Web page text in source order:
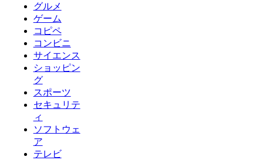
グルメ
ゲーム
コピペ
コンビニ
サイエンス
ショッピン
グ
スポーツ
セキュリテ
ィ
ソフトウェ
ア
テレビ